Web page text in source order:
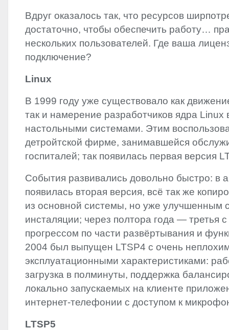
Вдруг оказалось так,‭ ‬что ресурсов
достаточно,‭ ‬чтобы обеспечить работу…‭
нескольких пользователей.‭ ‬Где ваша
подключение‭?
Linux
В‭ ‬1999‭ ‬году уже существовало как
‬так и намерение разработчиков ядра Linux
настольными системами.‭ ‬Этим
детройтской фирме,‭ ‬занимавшейся
госпиталей‭; ‬так появилась первая версия
События развивались довольно быстро:‭ ‬в
появилась вторая версия,‭ ‬всё так же
из основной системы,‭ ‬но уже улучшенным
инсталяции‭; ‬через полтора года‭ ― ‬третья
прогрессом по части развёртывания и
‬2004‭ ‬был выпущен LTSP4‭ ‬с очень
эксплуатационными характеристиками:‭
‬загрузка в полминуты,‭ ‬поддержка
локально запускаемых на клиенте
интернет-телефонии с доступом к
LTSP5